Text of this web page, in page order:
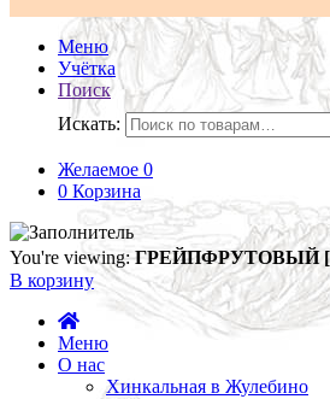
Меню
Учётка
Поиск
Искать:
Желаемое 0
0 Корзина
You're viewing:ГРЕЙПФРУТОВЫЙ
В корзину
Меню
О нас
Хинкальная в Жулебино